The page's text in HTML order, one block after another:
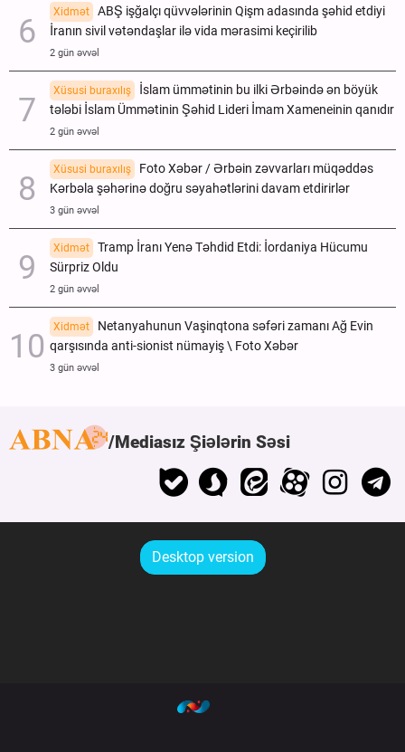
Xidmət
ABŞ işğalçı qüvvələrinin Qişm adasında şəhid etdiyi
İranın sivil vətəndaşlar ilə vida mərasimi keçirilib
2 gün əvvəl
Xüsusi buraxılış
İslam ümmətinin bu ilki Ərbəində ən böyük
tələbi İslam Ümmətinin Şəhid Lideri İmam Xameneinin qanıdır
2 gün əvvəl
Xüsusi buraxılış
Foto Xəbər / Ərbəin zəvvarları müqəddəs
Kərbəla şəhərinə doğru səyahətlərini davam etdirirlər
3 gün əvvəl
Xidmət
Tramp İranı Yenə Təhdid Etdi: İordaniya Hücumu
Sürpriz Oldu
2 gün əvvəl
Xidmət
Netanyahunun Vaşinqtona səfəri zamanı Ağ Evin
qarşısında anti-sionist nümayiş \ Foto Xəbər
3 gün əvvəl
Mediasız Şiələrin Səsi
Desktop version